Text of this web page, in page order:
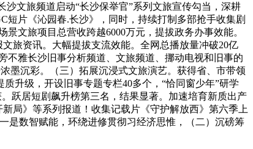
文旅频道启动“长沙保举官”系列文旅宣传勾当，深耕
片《沁园春.长沙》，同时，持续打制多部抢手收集剧
文旅项目总营收跨越6000万元，提拔政务办事效能。
旅资讯。大幅提拔支流效能。全网总播放量冲破20亿
不雅长沙旧事分析频道、文旅频道、挪动电视和旧事的
墨沉彩。（三）拓展沉浸式文旅演艺。获得省、市带领
升级，开设旧事专题专栏40多个，“恰同窗少年”研学
跃居短剧飙升榜第三名，结果显著。加速培育新质出产
局》等系列报道！收集记载片《守护解放西》第六季上
是数智赋能，环绕进修贯彻习经济思惟，（二）沉磅筹